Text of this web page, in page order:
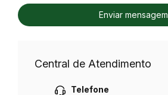
Enviar mensagem
Central de Atendimento
Telefone